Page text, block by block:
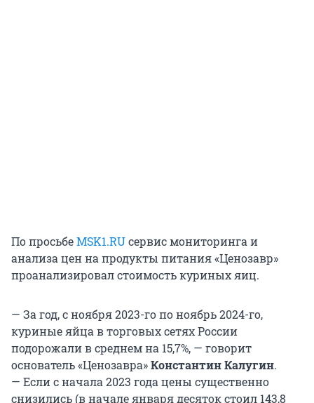
По просьбеMSK1.RUсервис мониторинга и
анализа цен на продукты питания «Ценозавр»
проанализировал стоимость куриных яиц.
— За год, с ноября 2023-го по ноябрь 2024-го,
куриные яйца в торговых сетях России
подорожали в среднем на 15,7%, — говорит
основатель «Ценозавра»Константин Калугин.
— Если с начала 2023 года цены существенно
снизились (в начале января десяток стоил 143,8